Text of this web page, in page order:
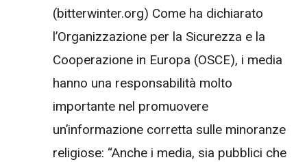
(bitterwinter.org) Come ha dichiarato
l’Organizzazione per la Sicurezza e la
Cooperazione in Europa (OSCE), i media
hanno una responsabilità molto
importante nel promuovere
un’informazione corretta sulle minoranze
religiose: “Anche i media, sia pubblici che